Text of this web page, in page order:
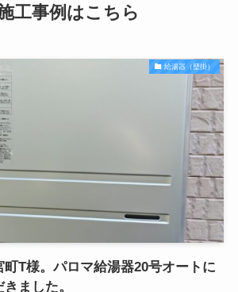
工事例はこちら
給湯器（壁掛）
町T様。パロマ給湯器20号オートに
ました。